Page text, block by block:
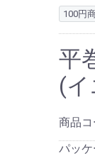
100円
平
(
商品コ
パッ